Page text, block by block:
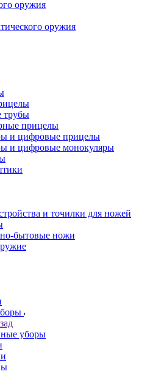
оружия
оружия
трубы
прицелы
и цифровые прицелы
и цифровые монокуляры
и точилки для ножей
бытовые ножи
уборы